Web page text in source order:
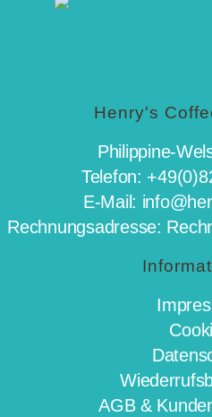
Henry's
Philippine-
Telefon:
E-Mail:
Rechnungsadresse:
AGB &